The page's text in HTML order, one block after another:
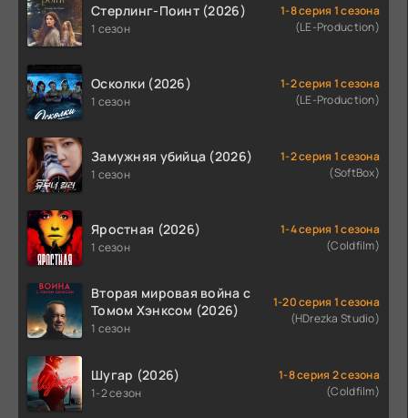
Стерлинг-Поинт (2026)
1 сезон
1-8 серия 1 сезона
(LE-Production)
Осколки (2026)
1 сезон
1-2 серия 1 сезона
(LE-Production)
Замужняя убийца (2026)
1 сезон
1-2 серия 1 сезона
(SoftBox)
Яростная (2026)
1 сезон
1-4 серия 1 сезона
(Coldfilm)
Вторая мировая война с
Томом Хэнксом (2026)
1 сезон
1-20 серия 1 сезона
(HDrezka Studio)
Шугар (2026)
1-2 сезон
1-8 серия 2 сезона
(Coldfilm)